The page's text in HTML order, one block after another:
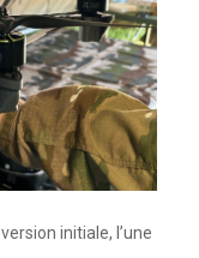
initiale, l’une